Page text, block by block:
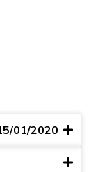
01/2020